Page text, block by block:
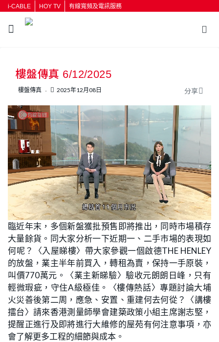
i-CABLE HOY TV 有線寬頻及電訊服務
樓盤傳真 6/12/2025
樓盤傳真 2025年12月08日 分享
U
n
m
L
o
a
d
e
d
:
1
.
0
%
臨近年末，多個新盤獲批預售即將推出，同時市場積存
大量餘貨。同大家分析一下近期一、二手市場的表現如
何呢？〈入屋睇樓〉帶大家參觀一個啟德THE HENLEY
的放盤，業主半年前買入，轉租為賣，保持一手原裝，
叫價770萬元。〈業主新睇驗〉驗收元朗朗日峰，只有
輕微瑕疵，守住A級極佳。〈樓傳熱話〉專題討論大埔
火災善後第二周，應急、安置、重建何去何從？〈講樓
擂台〉請來香港測量師學會建築政策小組主席謝志堅，
提醒正進行及即將進行大維修的屋苑有何注意事項，亦
會了解更多工程的細節與成本。